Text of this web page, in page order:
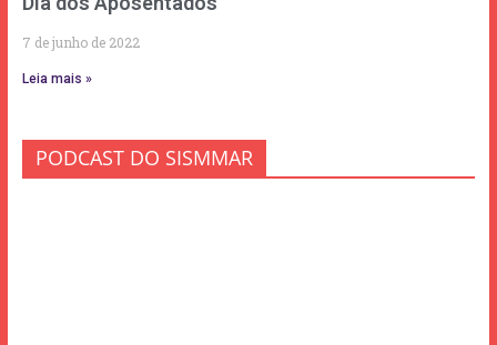
7 de junho de 2022
Leia mais »
PODCAST DO SISMMAR